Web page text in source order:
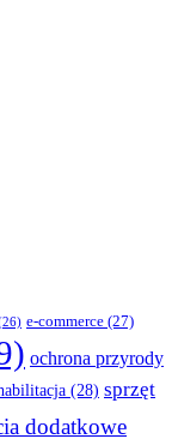
e-commerce (27)
ochrona przyrody
(28) sprzęt
dodatkowe